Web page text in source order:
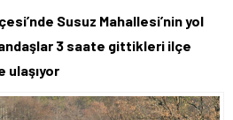
Susuz Mahallesi’nin yol
3 saate gittikleri ilçe
ulaşıyor